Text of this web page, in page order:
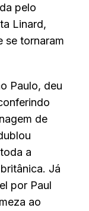
pelo
Linard,
se tornaram
Paulo, deu
de
a
Já
por Paul
ao